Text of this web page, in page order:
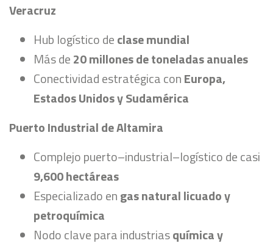
Veracruz
Hub logístico declase mundial
Más de20 millones de toneladas anuales
Conectividad estratégica conEuropa,
Estados Unidos y Sudamérica
Puerto Industrial de Altamira
Complejo puerto–industrial–logístico de casi
9,600 hectáreas
Especializado engas natural licuado y
petroquímica
Nodo clave para industriasquímica y